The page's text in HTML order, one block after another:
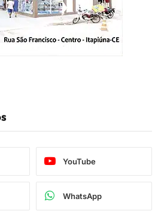
YouTube
WhatsApp